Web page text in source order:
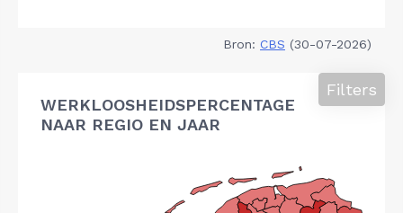
Bron: CBS (30-07-2026)
WERKLOOSHEIDSPERCENTAGE
NAAR REGIO EN JAAR
Filters